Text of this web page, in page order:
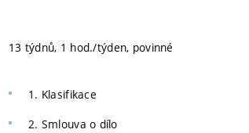
13 týdnů, 1 hod./týden, povinné
1. Klasifikace
2. Smlouva o dílo